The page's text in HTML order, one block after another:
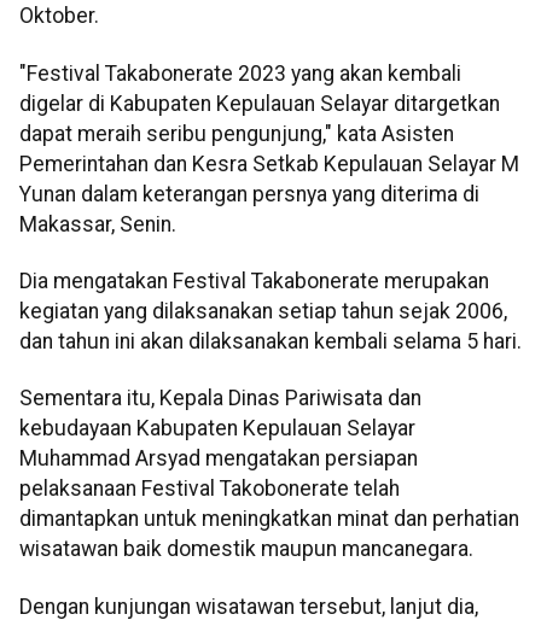
Oktober.
"Festival Takabonerate 2023 yang akan kembali
digelar di Kabupaten Kepulauan Selayar ditargetkan
dapat meraih seribu pengunjung," kata Asisten
Pemerintahan dan Kesra Setkab Kepulauan Selayar M
Yunan dalam keterangan persnya yang diterima di
Makassar, Senin.
Dia mengatakan Festival Takabonerate merupakan
kegiatan yang dilaksanakan setiap tahun sejak 2006,
dan tahun ini akan dilaksanakan kembali selama 5 hari.
Sementara itu, Kepala Dinas Pariwisata dan
kebudayaan Kabupaten Kepulauan Selayar
Muhammad Arsyad mengatakan persiapan
pelaksanaan Festival Takobonerate telah
dimantapkan untuk meningkatkan minat dan perhatian
wisatawan baik domestik maupun mancanegara.
Dengan kunjungan wisatawan tersebut, lanjut dia,